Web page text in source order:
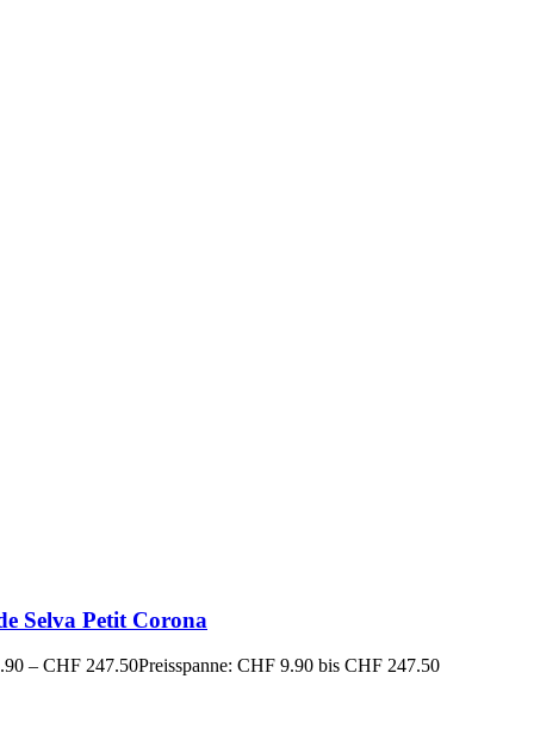
Selva Petit Corona
– CHF 247.50Preisspanne: CHF 9.90 bis CHF 247.50